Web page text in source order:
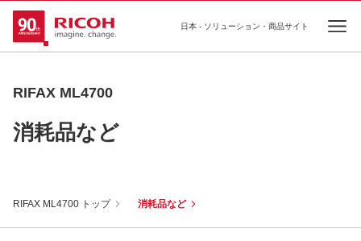
日本 - ソリューション・商品サイト
RIFAX ML4700
消耗品など
RIFAX ML4700 トップ 消耗品など